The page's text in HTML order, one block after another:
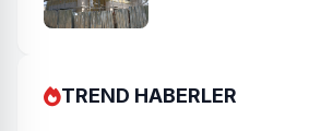
TREND HABERLER